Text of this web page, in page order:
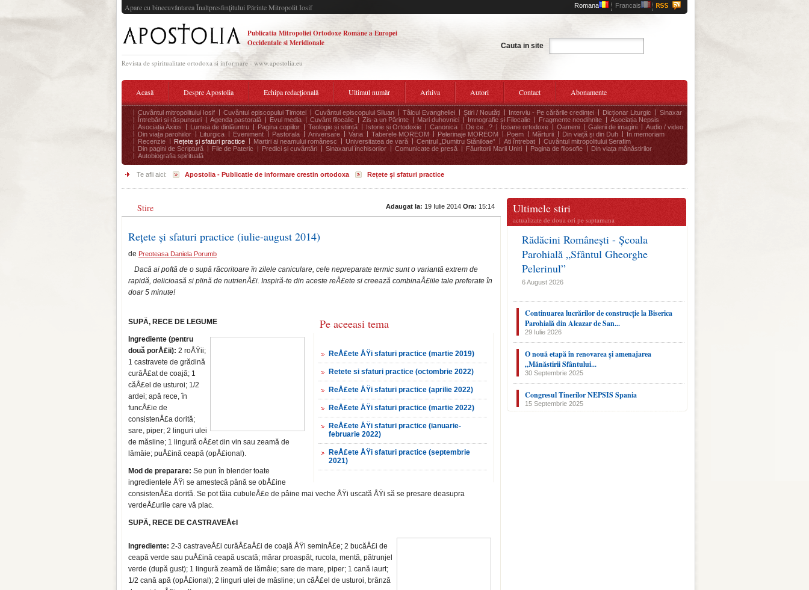
Apare cu binecuvântarea Înaltpresfinţitului Părinte Mitropolit Iosif Romana Francais
Publicatia Mitropoliei Ortodoxe Române a Europei
Occidentale si Meridionale
Revista de spiritualitate ortodoxa si informare - www.apostolia.eu
Cauta in site
Acasă Despre Apostolia Echipa redacțională Ultimul număr Arhiva Autori Contact Abonamente
Cuvântul mitropolitului Iosif Cuvântul episcopului Timotei Cuvântul episcopului Siluan Tâlcul Evangheliei Știri / Noutăți Interviu - Pe cărările credinței Dicționar Liturgic
Sinaxar
Întrebări și răspunsuri
Agenda pastorală Evul media Cuvânt filocalic Zis-a un Părinte Mari duhovnici Imnografie și Filocalie Fragmente neodihnite
Asociația Nepsis
Asociația Axios
Lumea de dinlăuntru Pagina copiilor Teologie și stiință Istorie și Ortodoxie Canonica De ce...? Icoane ortodoxe Oameni Galerii de imagini
Audio / video
Din viața parohiilor
Liturgica Eveniment Pastorala Aniversare Varia Taberele MOREOM Pelerinaje MOREOM Poem Mărturii Din viață și din Duh
In memoriam
Recenzie
Rețete și sfaturi practice Martiri ai neamului românesc Universitatea de vară Centrul „Dumitru Stăniloae” Ati întrebat
Cuvântul mitropolitului Serafim
Din pagini de Scriptură
File de Pateric Predici și cuvântări Sinaxarul închisorilor Comunicate de presă Făuritorii Marii Uniri Pagina de filosofie
Din viața mănăstirilor
Autobiografia spirituală
Te afli aici: Apostolia - Publicatie de informare crestin ortodoxa Rețete și sfaturi practice
Stire Adaugat la: 19 Iulie 2014 Ora: 15:14
Rețete și sfaturi practice (iulie-august 2014)
de Preoteasa Daniela Porumb
Dacă ai poftă de o supă răcoritoare în zilele caniculare, cele nepreparate termic sunt o variantă extrem de
rapidă, delicioasă si plină de nutrienÅ£i. Inspiră-te din aceste reÅ£ete si creează combinaÅ£iile tale preferate în
doar 5 minute!
Pe aceeasi tema
ReÅ£ete ÅŸi sfaturi practice (martie 2019)
Retete si sfaturi practice (octombrie 2022)
ReÅ£ete ÅŸi sfaturi practice (aprilie 2022)
ReÅ£ete ÅŸi sfaturi practice (martie 2022)
ReÅ£ete ÅŸi sfaturi practice (ianuarie-
februarie 2022)
ReÅ£ete ÅŸi sfaturi practice (septembrie
2021)
SUPÄ‚ RECE DE LEGUME
Ingrediente (pentru
două porÅ£ii): 2 roÅŸii;
1 castravete de grădină
curăÅ£at de coajă; 1
căÅ£el de usturoi; 1/2
ardei; apă rece, în
funcÅ£ie de
consistenÅ£a dorită;
sare, piper; 2 linguri ulei
de măsline; 1 lingură oÅ£et din vin sau zeamă de
lămâie; puÅ£ină ceapă (opÅ£ional).
Mod de preparare: Se pun în blender toate
ingredientele ÅŸi se amestecă până se obÅ£ine
consistenÅ£a dorită. Se pot tăia cubuleÅ£e de pâine mai veche ÅŸi uscată ÅŸi să se pre­sare deasupra
verdeÅ£urile care vă plac.
SUPÄ‚ RECE DE CASTRAVEÅ¢I
Ingrediente: 2-3 castraveÅ£i curăÅ£aÅ£i de coajă ÅŸi seminÅ£e; 2 bucăÅ£i de
ceapă verde sau puÅ£ină ceapă uscată; mărar proaspăt, rucola, mentă, pătrunjel
verde (după gust); 1 lingură zeamă de lămâie; sare de mare, piper; 1 cană iaurt;
1/2 cană apă (opÅ£io­nal); 2 linguri ulei de măsline; un căÅ£el de usturoi, brânză
Ultimele stiri
actualizate de doua ori pe saptamana
Rădăcini Românești - Școala
Parohială „Sfântul Gheorghe
Pelerinul”
6 August 2026
Continuarea lucrărilor de construcție la Biserica
Parohială din Alcazar de San...
29 Iulie 2026
O nouă etapă în renovarea și amenajarea
„Mănăstirii Sfântului...
30 Septembrie 2025
Congresul Tinerilor NEPSIS Spania
15 Septembrie 2025